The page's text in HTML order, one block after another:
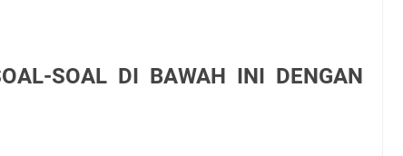
SOAL DI BAWAH INI DENGAN